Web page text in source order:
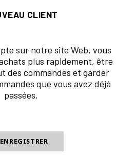
CLIENT
sur notre site Web, vous
plus rapidement, être
des commandes et garder
que vous avez déjà
passées.